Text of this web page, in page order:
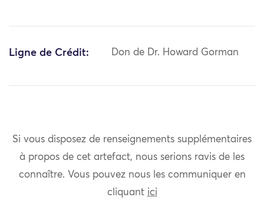
Ligne de Crédit: Don de Dr. Howard Gorman
Si vous disposez de renseignements supplémentaires
à propos de cet artefact, nous serions ravis de les
connaître. Vous pouvez nous les communiquer en
cliquant ici